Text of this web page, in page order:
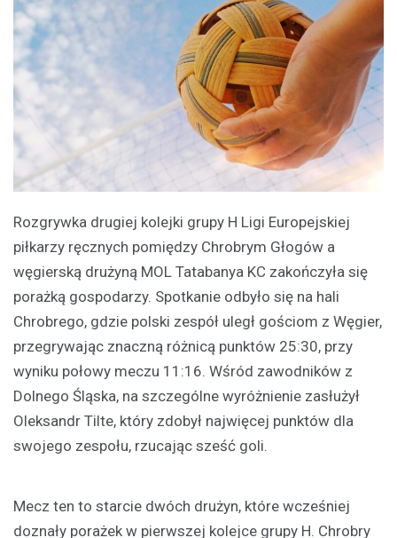
Rozgrywka drugiej kolejki grupy H Ligi Europejskiej
piłkarzy ręcznych pomiędzy Chrobrym Głogów a
węgierską drużyną MOL Tatabanya KC zakończyła się
porażką gospodarzy. Spotkanie odbyło się na hali
Chrobrego, gdzie polski zespół uległ gościom z Węgier,
przegrywając znaczną różnicą punktów 25:30, przy
wyniku połowy meczu 11:16. Wśród zawodników z
Dolnego Śląska, na szczególne wyróżnienie zasłużył
Oleksandr Tilte, który zdobył najwięcej punktów dla
swojego zespołu, rzucając sześć goli.
Mecz ten to starcie dwóch drużyn, które wcześniej
doznały porażek w pierwszej kolejce grupy H. Chrobry